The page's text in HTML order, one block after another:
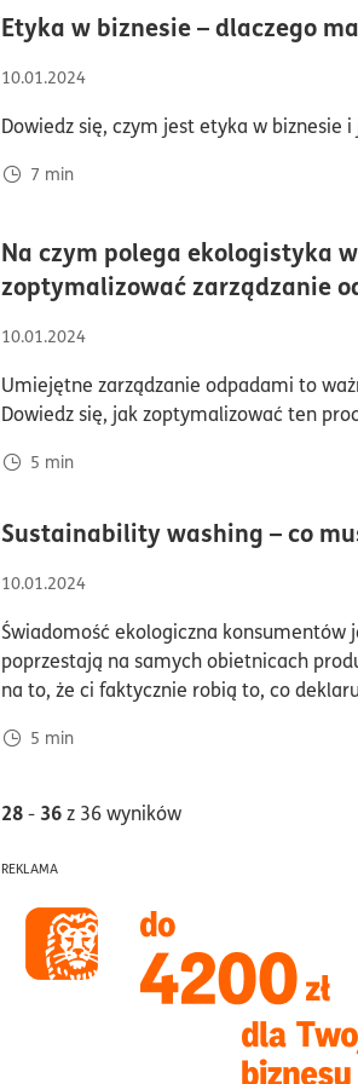
Etyka w biznesie – dlaczego
10.01.2024
Dowiedz się, czym jest etyka w biznesie
7 min
Na czym polega ekologistyka
zoptymalizować zarządzanie
10.01.2024
Umiejętne zarządzanie odpadami to
Dowiedz się, jak zoptymalizować ten
5 min
Sustainability washing – co
10.01.2024
Świadomość ekologiczna konsumentów
poprzestają na samych obietnicach
na to, że ci faktycznie robią to, co
5 min
28- 36z 36 wyników
REKLAMA